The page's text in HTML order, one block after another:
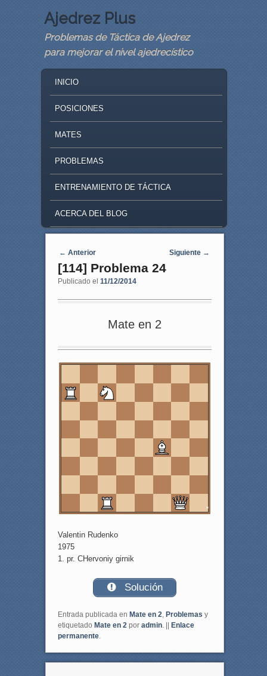
Ajedrez Plus
Problemas de Táctica de Ajedrez
para mejorar el nivel ajedrecístico
SKIP TO PRIMARY CONTENT
SKIP TO SECONDARY CONTENT
INICIO
POSICIONES
MATES
PROBLEMAS
ENTRENAMIENTO DE TÁCTICA
ACERCA DEL BLOG
Navegaci�n de entradas
← Anterior Siguiente →
[114] Problema 24
Publicado el 11/12/2014
Mate en 2
c g
Valentin Rudenko
1975
1. pr. CHervoniy girnik
Solución
Entrada publicada en Mate en 2, Problemas y
etiquetado Mate en 2por admin. ||
Enlace
permanente.